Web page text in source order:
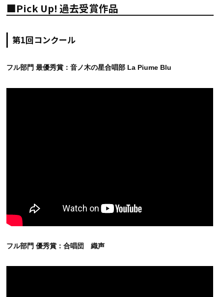
■Pick Up! 過去受賞作品
第1回コンクール
フル部門 最優秀賞：音ノ木の星合唱部 La Piume Blu
フル部門 優秀賞：合唱団 織声